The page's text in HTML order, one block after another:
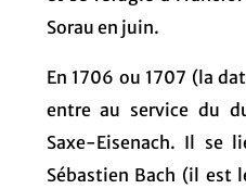
Sorau en juin.
En 1706 ou 1707 (la
entre au service du
Saxe-Eisenach. Il se
Sébastien Bach (il est